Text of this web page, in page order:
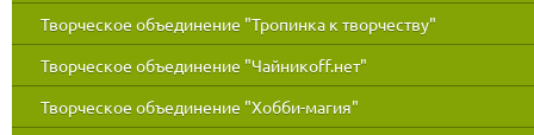
Творческое объединение "Тропинка к творчеству"
Творческое объединение "Чайникоff.нет"
Творческое объединение "Хобби-магия"